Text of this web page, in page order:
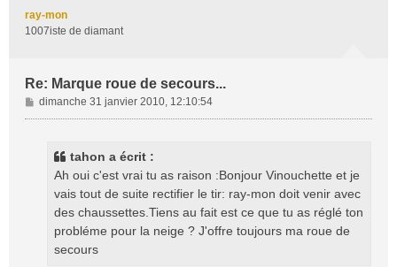
ray-mon
1007iste de diamant
Re: Marque roue de secours...
M
e
dimanche 31 janvier 2010, 12:10:54
tahon a écrit :
Ah oui c'est vrai tu as raison :Bonjour Vinouchette et je
vais tout de suite rectifier le tir: ray-mon doit venir avec
des chaussettes.Tiens au fait est ce que tu as réglé ton
probléme pour la neige ? J'offre toujours ma roue de
secours